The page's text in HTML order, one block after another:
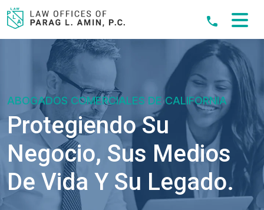
Skip
to
content
ABOGADOS COMERCIALES DE CALIFORNIA
Protegiendo Su
Negocio, Sus Medios
De Vida Y Su Legado.